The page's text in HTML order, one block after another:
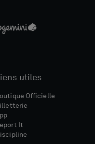
utiles
Officielle
It